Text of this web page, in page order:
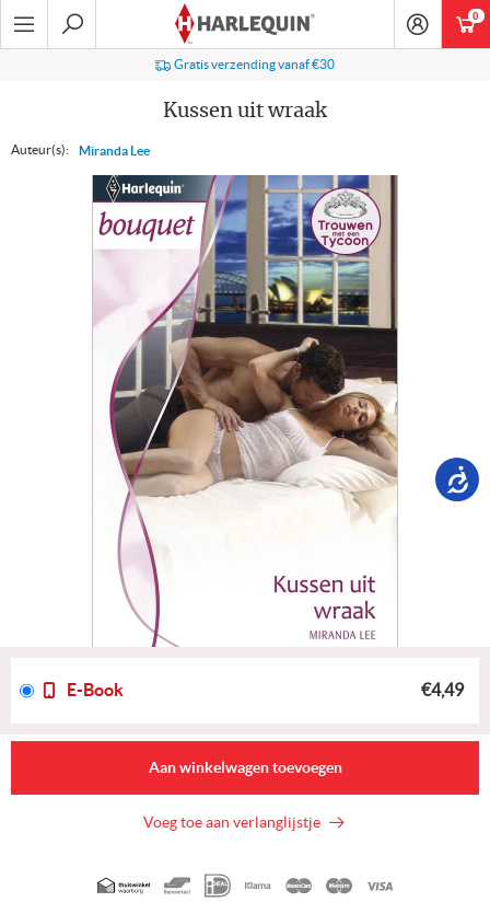
Ga
naar
Gratis verzending vanaf €30
Kussen uit wraak
Auteur(s): Miranda Lee
E-Book €4,49
Aan winkelwagen toevoegen
Voeg toe aan verlanglijstje
Geaccepteerde
0